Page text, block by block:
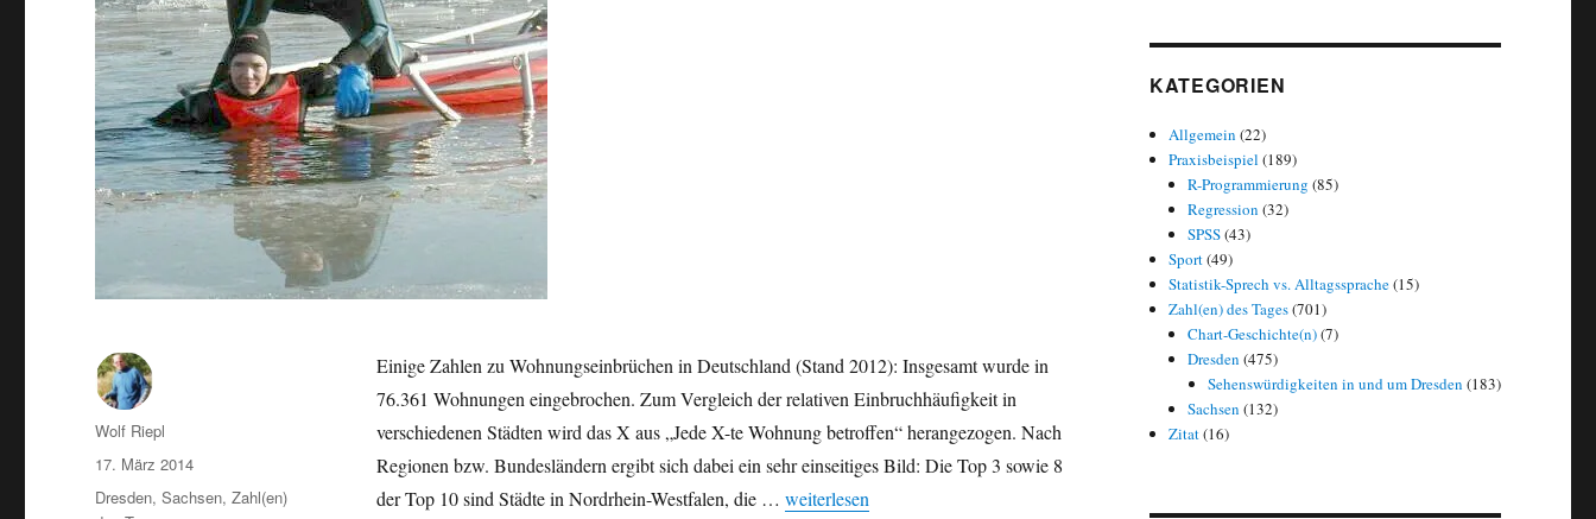
Einige Zahlen zu Wohnungseinbrüchen in Deutschland (Stand 2012): Insgesamt wurde in
76.361 Wohnungen eingebrochen. Zum Vergleich der relativen Einbruchhäufigkeit in
verschiedenen Städten wird das X aus „Jede X-te Wohnung betroffen“ herangezogen. Nach
Regionen bzw. Bundesländern ergibt sich dabei ein sehr einseitiges Bild: Die Top 3 sowie 8
der Top 10 sind Städte in Nordrhein-Westfalen, die … „Wohnungseinbrüche: Dresden im Städtevergleich“
weiterlesen
Autor
Wolf Riepl
Veröffentlicht
am
17. März 2014
Kategorien
Dresden,Sachsen,Zahl(en)
KATEGORIEN
Allgemein (22)
Praxisbeispiel (189)
R-Programmierung (85)
Regression (32)
SPSS(43)
Sport(49)
Statistik-Sprech vs. Alltagssprache(15)
Zahl(en) des Tages(701)
Chart-Geschichte(n)(7)
Dresden (475)
Sehenswürdigkeiten in und um Dresden (183)
Sachsen (132)
Zitat(16)